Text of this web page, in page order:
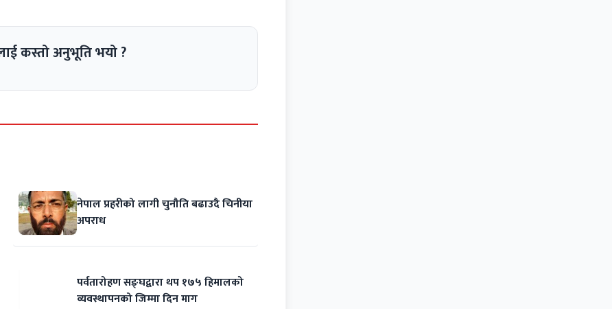
कस्तो अनुभूति भयो ?
नेपाल प्रहरीको लागी चुनौति बढाउदै चिनीया
अपराध
पर्वतारोहण सङ्घद्वारा थप १७५ हिमालको
व्यवस्थापनको जिम्मा दिन माग